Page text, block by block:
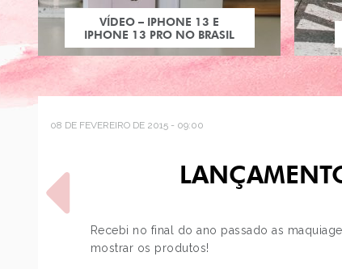
VÍDEO – IPHONE 13 E
IPHONE 13 PRO NO BRASIL
08 DE FEVEREIRO DE 2015 - 09:00
Recebi no final do ano passado as
mostrar os produtos!